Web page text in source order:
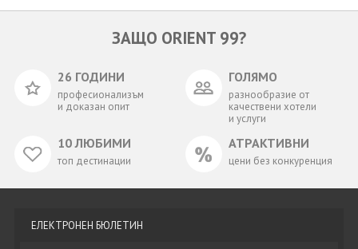
ЗАЩО ORIENT 99?
26 ГОДИНИ
професионализъм
и доказан опит
ГОЛЯМО
разнообразие от
качествени хотели
и услуги
10 ЛЮБИМИ
топ дестинации
АТРАКТИВНИ
цени без конкуренция
ЕЛЕКТРОНЕН БЮЛЕТИН